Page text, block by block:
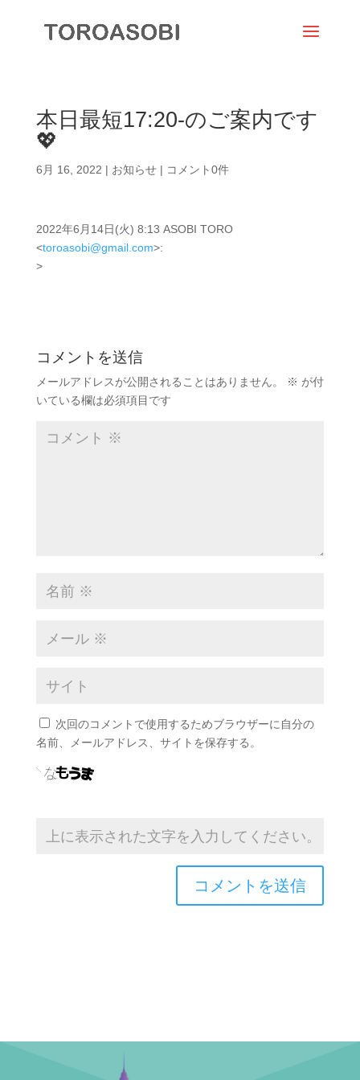
本日最短17:20-のご案内です
💖
6月 16, 2022 | お知らせ| コメント0件
2022年6月14日(火) 8:13 ASOBI TORO
<toroasobi@gmail.com>:
>
コメントを送信
メールアドレスが公開されることはありません。 ※ が付
いている欄は必須項目です
次回のコメントで使用するためブラウザーに自分の
名前、メールアドレス、サイトを保存する。